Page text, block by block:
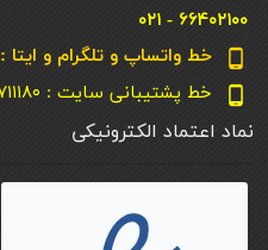
۶۶۴۰۲۱۰۰ - ۰۲۱
phone_android خط واتساپ و تلگرام و ایتا :۰۹۰۳۹۷۱۱۱۸۰
phone_android خط پشتیبانی سایت : ۰۹۰۳۹۷۱۱۱۸۰
نماد اعتماد الکترونیکی